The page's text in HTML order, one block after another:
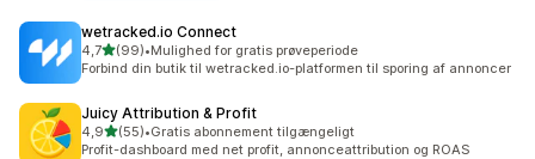
wetracked.io Connect
4,7ud af 5 stjerner
(99)
99 anmeldelser i alt
•Mulighed for gratis prøveperiode
Forbind din butik til wetracked.io-platformen til sporing af annoncer
Juicy Attribution & Profit
4,9ud af 5 stjerner
(55)
55 anmeldelser i alt
•Gratis abonnement tilgængeligt
Profit-dashboard med net profit, annonceattribution og ROAS